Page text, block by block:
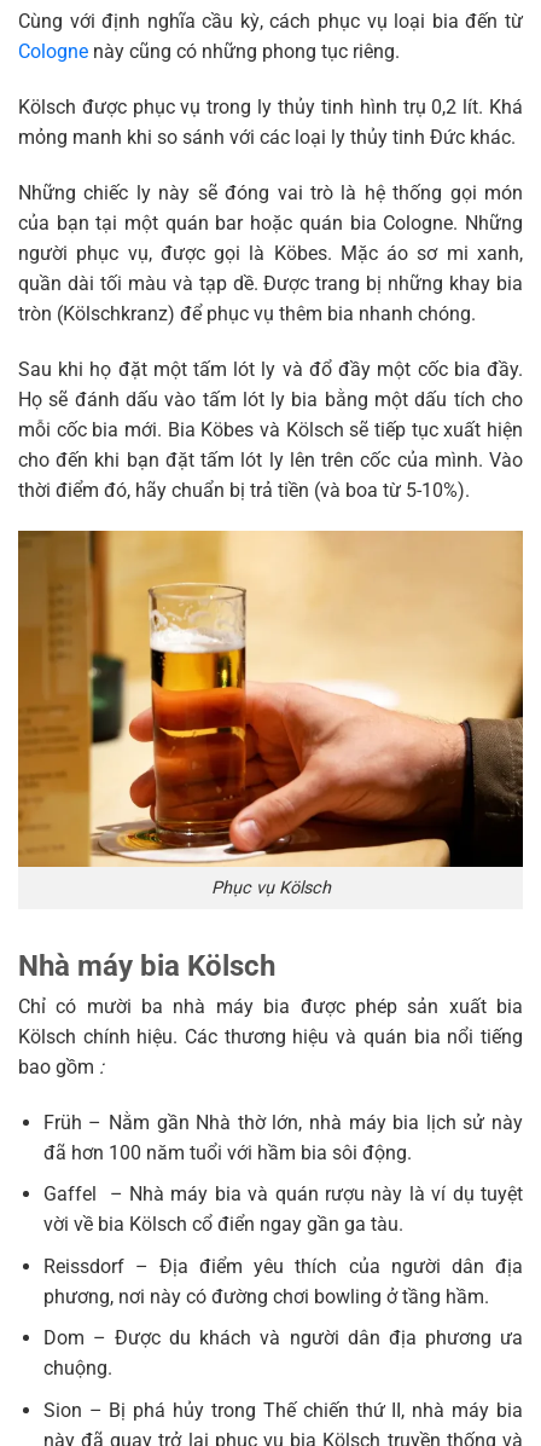
Cùng với định nghĩa cầu kỳ, cách phục vụ loại bia đến từ
Cologne này cũng có những phong tục riêng.
Kölsch được phục vụ trong ly thủy tinh hình trụ 0,2 lít. Khá
mỏng manh khi so sánh với các loại ly thủy tinh Đức khác.
Những chiếc ly này sẽ đóng vai trò là hệ thống gọi món
của bạn tại một quán bar hoặc quán bia Cologne. Những
người phục vụ, được gọi là Köbes. Mặc áo sơ mi xanh,
quần dài tối màu và tạp dề. Được trang bị những khay bia
tròn (Kölschkranz) để phục vụ thêm bia nhanh chóng.
Sau khi họ đặt một tấm lót ly và đổ đầy một cốc bia đầy.
Họ sẽ đánh dấu vào tấm lót ly bia bằng một dấu tích cho
mỗi cốc bia mới. Bia Köbes và Kölsch sẽ tiếp tục xuất hiện
cho đến khi bạn đặt tấm lót ly lên trên cốc của mình. Vào
thời điểm đó, hãy chuẩn bị trả tiền (và boa từ 5-10%).
Phục vụ Kölsch
Nhà máy bia Kölsch
Chỉ có mười ba nhà máy bia được phép sản xuất bia
Kölsch chính hiệu. Các thương hiệu và quán bia nổi tiếng
bao gồm :
Früh – Nằm gần Nhà thờ lớn, nhà máy bia lịch sử này
đã hơn 100 năm tuổi với hầm bia sôi động.
Gaffel – Nhà máy bia và quán rượu này là ví dụ tuyệt
vời về bia Kölsch cổ điển ngay gần ga tàu.
Reissdorf – Địa điểm yêu thích của người dân địa
phương, nơi này có đường chơi bowling ở tầng hầm.
Dom – Được du khách và người dân địa phương ưa
chuộng.
Sion – Bị phá hủy trong Thế chiến thứ II, nhà máy bia
này đã quay trở lại phục vụ bia Kölsch truyền thống và